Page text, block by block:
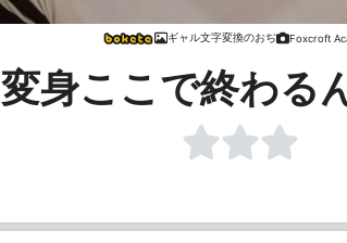
ギャル文字変換のおぢ Foxcroft
変身ここで終わる